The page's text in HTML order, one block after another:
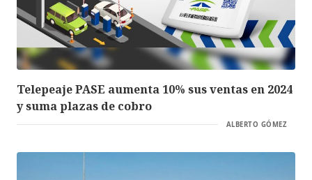
Telepeaje PASE aumenta 10% sus ventas en 2024
y suma plazas de cobro
ALBERTO GÓMEZ